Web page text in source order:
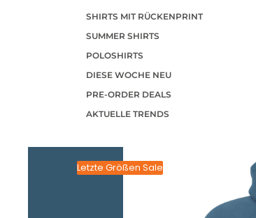
SHIRTS MIT RÜCKENPRINT
SUMMER SHIRTS
POLOSHIRTS
DIESE WOCHE NEU
PRE-ORDER DEALS
AKTUELLE TRENDS
Letzte Größen Sale